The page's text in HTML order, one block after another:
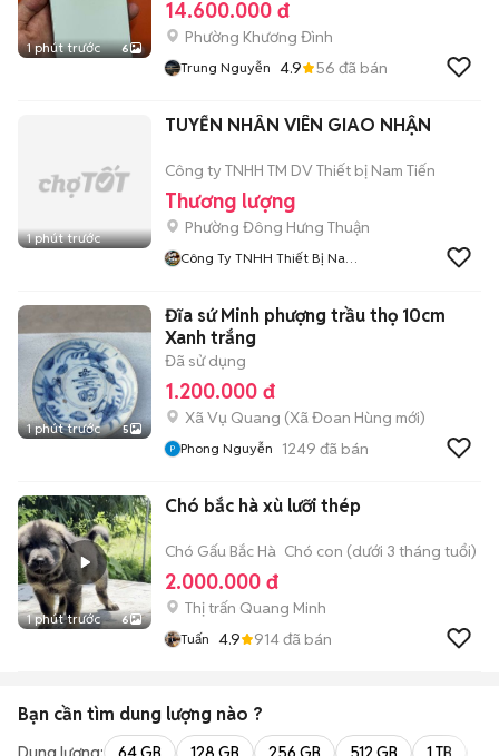
1 phút trước 6
14.600.000 đ
Phường Khương Đình
Trung Nguyễn 4.9 56 đã bán
1 phút trước
TUYỂN NHÂN VIÊN GIAO NHẬN
Công ty TNHH TM DV Thiết bị Nam Tiến
Thương lượng
Phường Đông Hưng Thuận
Công Ty TNHH Thiết Bị Nam
1 phút trước 5
Đĩa sứ Minh phượng trầu thọ 10cm
Xanh trắng
Đã sử dụng
1.200.000 đ
Xã Vụ Quang (Xã Đoan Hùng mới)
Phong Nguyễn 1249 đã bán
1 phút trước 6
Chó bắc hà xù lưỡi thép
Chó Gấu Bắc Hà Chó con (dưới 3 tháng tuổi)
2.000.000 đ
Thị trấn Quang Minh
Tuấn 4.9 914đã bán
Bạn cần tìm dung lượng nào ?